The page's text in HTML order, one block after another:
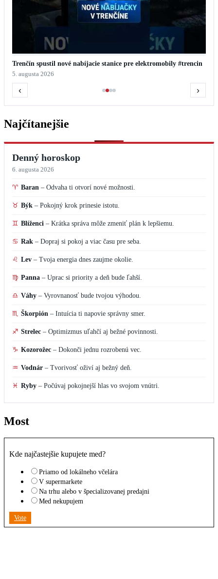
Trenčín spustil nové nabíjacie stanice pre elektromobily #trencin
5. augusta 2026
‹ ›
Najčítanejšie
Denný horoskop
6. augusta 2026
♈ Baran – Odvaha ti otvorí nové možnosti.
♉ Býk – Pokojný krok prinesie istotu.
♊ Blíženci – Krátka správa môže zmeniť plán k lepšiemu.
♋ Rak – Dopraj si pokoj a viac času pre seba.
♌ Lev – Tvoja energia dnes zaujme okolie.
♍ Panna – Uprac si priority a deň bude ľahší.
♎ Váhy – Vyrovnanosť bude tvojou výhodou.
♏ Škorpión – Intuícia ti napovie správny smer.
♐ Strelec – Optimizmus uľahčí aj bežné povinnosti.
♑ Kozorožec – Dokonči jednu rozrobenú vec.
♒ Vodnár – Tvorivosť oživí aj bežný deň.
♓ Ryby – Počúvaj pokojnejší hlas vo svojom vnútri.
Most
Kde najčastejšie kupujete med?
Priamo od lokálneho včelára
V supermarkete
Na trhu alebo v špecializovanej predajni
Med nekupujem
Vote